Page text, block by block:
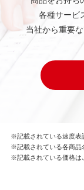
各種サービ
当社から重要
※記載されている速度表
※記載されている各商品
※記載されている価格は